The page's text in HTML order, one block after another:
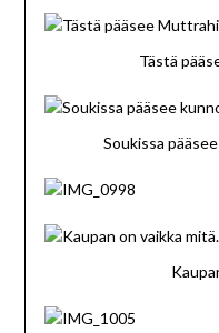
Tästä
Soukissa